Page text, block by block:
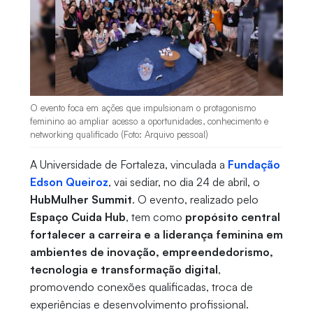
O evento foca em ações que impulsionam o protagonismo
feminino ao ampliar acesso a oportunidades, conhecimento e
networking qualificado (Foto: Arquivo pessoal)
A Universidade de Fortaleza, vinculada a Fundação
Edson Queiroz, vai sediar, no dia 24 de abril, o
HubMulher Summit. O evento, realizado pelo
Espaço Cuida Hub, tem como propósito central
fortalecer a carreira e a liderança feminina em
ambientes de inovação, empreendedorismo,
tecnologia e transformação digital,
promovendo conexões qualificadas, troca de
experiências e desenvolvimento profissional.